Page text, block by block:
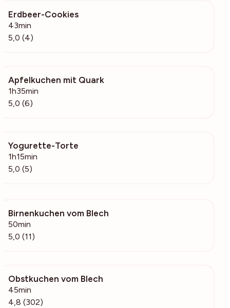
Erdbeer-Cookies
43min
5,0 (4)
Apfelkuchen mit Quark
1h35min
5,0 (6)
Yogurette-Torte
1h15min
5,0 (5)
Birnenkuchen vom Blech
50min
5,0 (11)
Obstkuchen vom Blech
45min
4,8 (302)